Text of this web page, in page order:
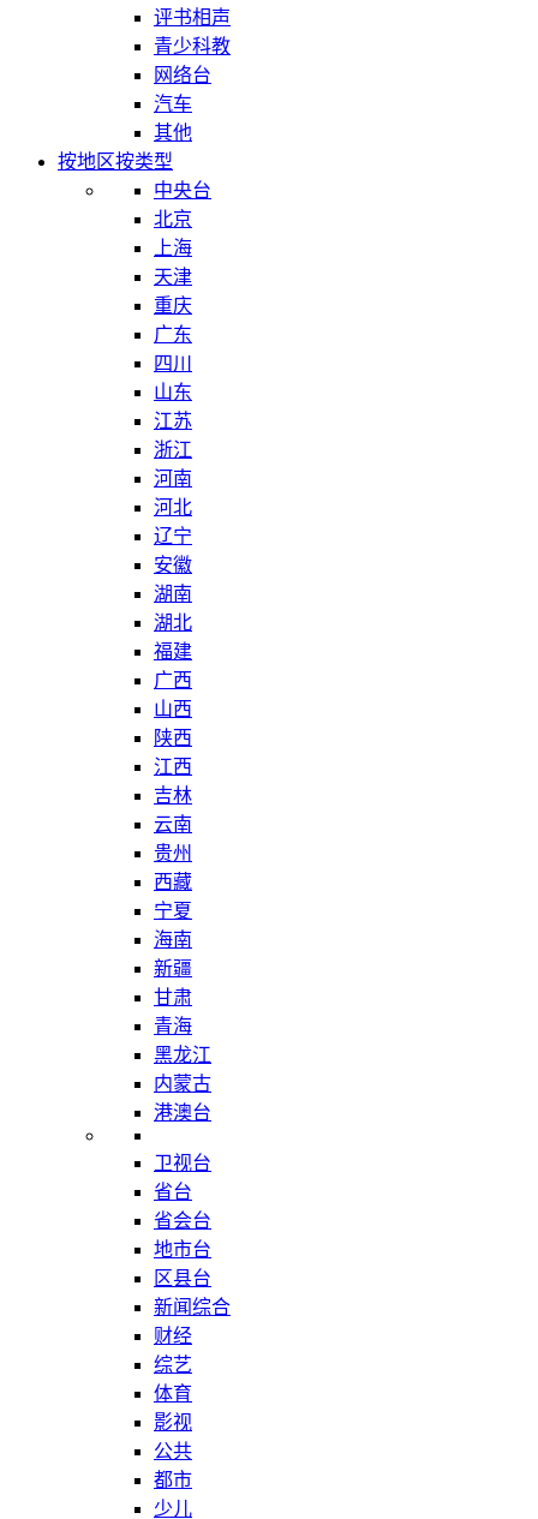
评书相声
青少科教
网络台
汽车
其他
按地区按类型
中央台
北京
上海
天津
重庆
广东
四川
山东
江苏
浙江
河南
河北
辽宁
安徽
湖南
湖北
福建
广西
山西
陕西
江西
吉林
云南
贵州
西藏
宁夏
海南
新疆
甘肃
青海
黑龙江
内蒙古
港澳台
卫视台
省台
省会台
地市台
区县台
新闻综合
财经
综艺
体育
影视
公共
都市
少儿